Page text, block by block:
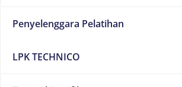
Penyelenggara Pelatihan
LPK TECHNICO